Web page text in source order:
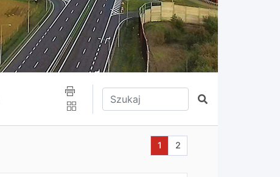
Wpisz tekst do wyszukania
Szukaj
Aktualna strona nr 1
1 Przejdź do strony nr 2
2